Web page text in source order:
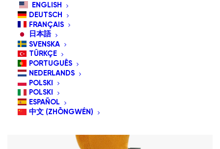
ENGLISH
DEUTSCH
FRANÇAIS
日本語
SVENSKA
TÜRKÇE
PORTUGUÊS
NEDERLANDS
POLSKI
POLSKI
ESPAÑOL
中文 (ZHŌNGWÉN)